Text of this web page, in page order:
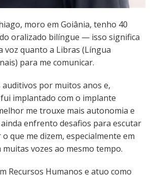
moro em Goiânia, tenho 40
oralizado bilíngue — isso significa
voz quanto a Libras (Língua
para me comunicar.
auditivos por muitos anos e,
implantado com o implante
me trouxe mais autonomia e
enfrento desafios para escutar
que me dizem, especialmente em
vozes ao mesmo tempo.
Recursos Humanos e atuo como